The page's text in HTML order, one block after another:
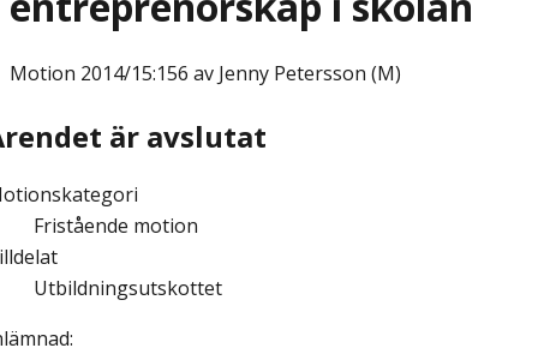
Motion 2014/15:156 av Jenny Petersson (M)
är avslutat
Fristående motion
Utbildningsutskottet
: